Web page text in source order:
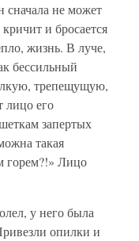
сначала не может
и бросается
жизнь. В луче,
бессильный
трепещущую,
его
запертых
такая
горем?!» Лицо
у него была
опилки и